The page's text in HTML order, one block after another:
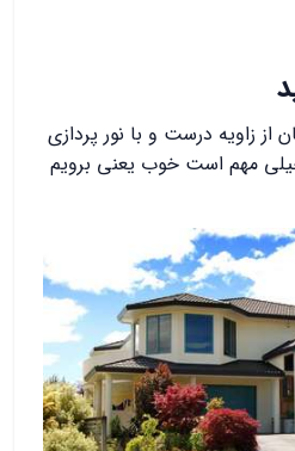
زاویه درست و با نور پردازی
مهم است خوب یعنی برویم